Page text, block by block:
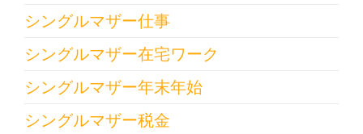
シングルマザー仕事
シングルマザー在宅ワーク
シングルマザー年末年始
シングルマザー税金